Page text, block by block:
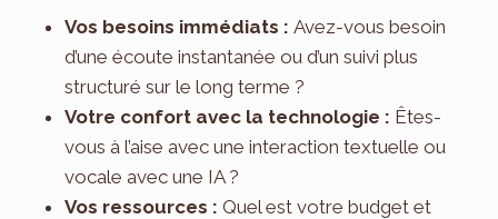
Vos besoins immédiats : Avez-vous besoin
d’une écoute instantanée ou d’un suivi plus
structuré sur le long terme ?
Votre confort avec la technologie : Êtes-
vous à l’aise avec une interaction textuelle ou
vocale avec une IA ?
Vos ressources : Quel est votre budget et